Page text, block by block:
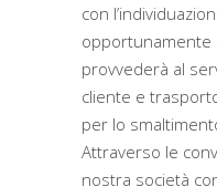
con
opportunamente
provvederà al
cliente e
per lo
Attraverso le
nostra società